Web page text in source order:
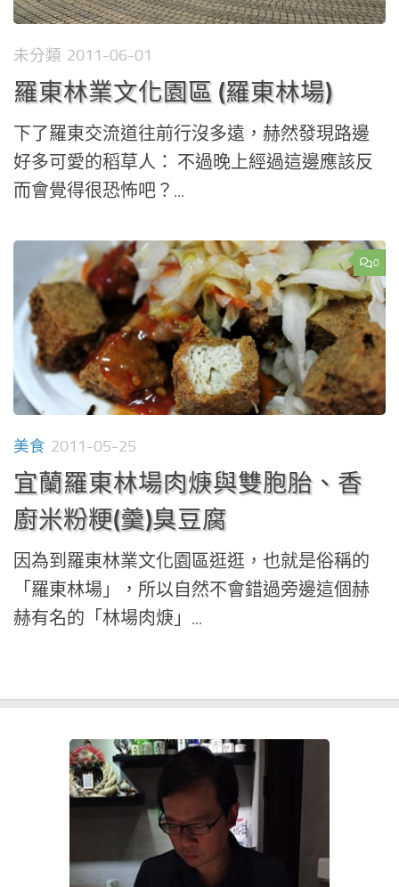
未分類 2011-06-01
羅東林業文化園區 (羅東林場)
下了羅東交流道往前行沒多遠，赫然發現路邊
好多可愛的稻草人： 不過晚上經過這邊應該反
而會覺得很恐怖吧？...
0
美食 2011-05-25
宜蘭羅東林場肉焿與雙胞胎、香
廚米粉粳(羹)臭豆腐
因為到羅東林業文化園區逛逛，也就是俗稱的
「羅東林場」，所以自然不會錯過旁邊這個赫
赫有名的「林場肉焿」...